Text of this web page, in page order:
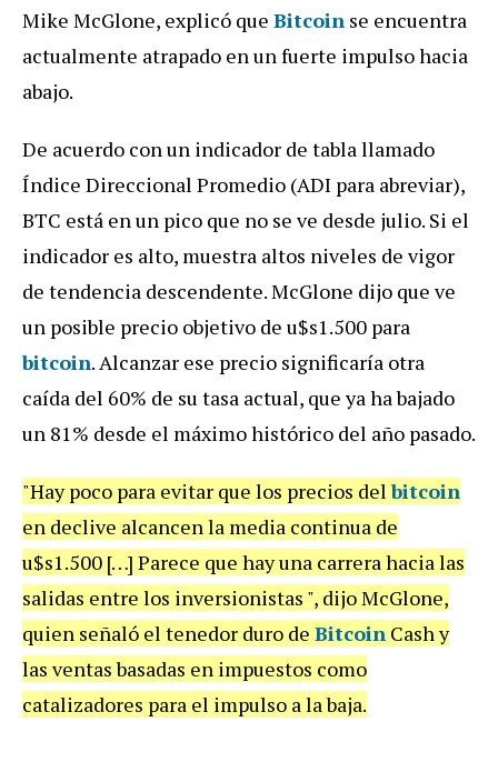
Mike McGlone, explicó que Bitcoin se encuentra
actualmente atrapado en un fuerte impulso hacia
abajo.
De acuerdo con un indicador de tabla llamado
Índice Direccional Promedio (ADI para abreviar),
BTC está en un pico que no se ve desde julio. Si el
indicador es alto, muestra altos niveles de vigor
de tendencia descendente. McGlone dijo que ve
un posible precio objetivo de u$s1.500 para
bitcoin. Alcanzar ese precio significaría otra
caída del 60% de su tasa actual, que ya ha bajado
un 81% desde el máximo histórico del año pasado.
"Hay poco para evitar que los precios delbitcoin
en declive alcancen la media continua de
u$s1.500 […] Parece que hay una carrera hacia las
salidas entre los inversionistas ", dijo McGlone,
quien señaló el tenedor duro de Bitcoin Cash y
las ventas basadas en impuestos como
catalizadores para el impulso a la baja.